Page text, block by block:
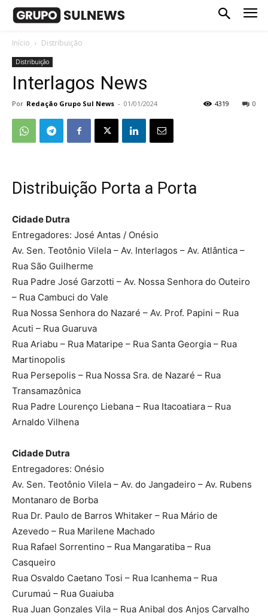
Início Distribuição
Distribuição
Interlagos News
Por Redação Grupo Sul News - 01/01/2024 0
4319
Distribuição Porta a Porta
Cidade Dutra
Entregadores: José Antas / Onésio
Av. Sen. Teotônio Vilela – Av. Interlagos – Av. Atlântica –
Rua São Guilherme
Rua Padre José Garzotti – Av. Nossa Senhora do Outeiro
– Rua Cambuci do Vale
Rua Nossa Senhora do Nazaré – Av. Prof. Papini – Rua
Acuti – Rua Guaruva
Rua Ariabu – Rua Mataripe – Rua Santa Georgia – Rua
Martinopolis
Rua Persepolis – Rua Nossa Sra. de Nazaré – Rua
Transamazônica
Rua Padre Lourenço Liebana – Rua Itacoatiara – Rua
Arnaldo Vilhena
Cidade Dutra
Entregadores: Onésio
Av. Sen. Teotônio Vilela – Av. do Jangadeiro – Av. Rubens
Montanaro de Borba
Rua Dr. Paulo de Barros Whitaker – Rua Mário de
Azevedo – Rua Marilene Machado
Rua Rafael Sorrentino – Rua Mangaratiba – Rua
Casqueiro
Rua Osvaldo Caetano Tosi – Rua Icanhema – Rua
Curumaú – Rua Guaiuba
Rua Juan Gonzales Vila – Rua Anibal dos Anjos Carvalho